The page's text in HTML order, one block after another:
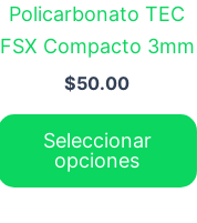
Policarbonato TEC
FSX Compacto 3mm
$50.00
Seleccionar
opciones